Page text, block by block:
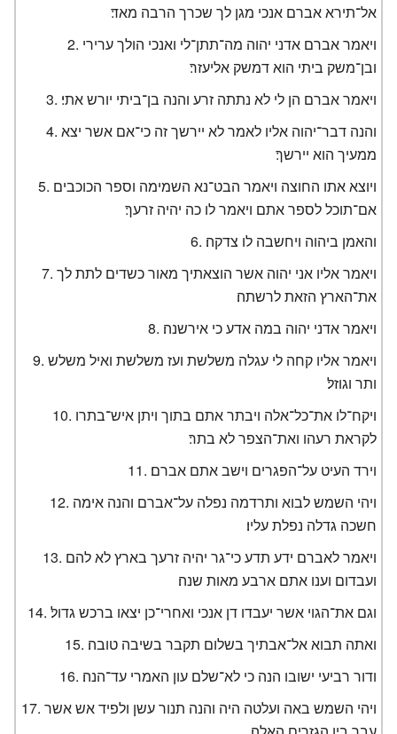
אל־תירא אברם אנכי מגן לך שכרך הרבה מאד׃
ויאמר אברם אדני יהוה מה־תתן־לי ואנכי הולך ערירי
ובן־משק ביתי הוא דמשק אליעזר׃
ויאמר אברם הן לי לא נתתה זרע והנה בן־ביתי יורש אתי׃
והנה דבר־יהוה אליו לאמר לא יירשך זה כי־אם אשר יצא
ממעיך הוא יירשך׃
ויוצא אתו החוצה ויאמר הבט־נא השמימה וספר הכוכבים
אם־תוכל לספר אתם ויאמר לו כה יהיה זרעך׃
והאמן ביהוה ויחשבה לו צדקה׃
ויאמר אליו אני יהוה אשר הוצאתיך מאור כשדים לתת לך
את־הארץ הזאת לרשתה׃
ויאמר אדני יהוה במה אדע כי אירשנה׃
ויאמר אליו קחה לי עגלה משלשת ועז משלשת ואיל משלש
ותר וגוזל׃
ויקח־לו את־כל־אלה ויבתר אתם בתוך ויתן איש־בתרו
לקראת רעהו ואת־הצפר לא בתר׃
וירד העיט על־הפגרים וישב אתם אברם׃
ויהי השמש לבוא ותרדמה נפלה על־אברם והנה אימה
חשכה גדלה נפלת עליו׃
ויאמר לאברם ידע תדע כי־גר יהיה זרעך בארץ לא להם
ועבדום וענו אתם ארבע מאות שנה׃
וגם את־הגוי אשר יעבדו דן אנכי ואחרי־כן יצאו ברכש גדול׃
ואתה תבוא אל־אבתיך בשלום תקבר בשיבה טובה׃
ודור רביעי ישובו הנה כי לא־שלם עון האמרי עד־הנה׃
ויהי השמש באה ועלטה היה והנה תנור עשן ולפיד אש אשר